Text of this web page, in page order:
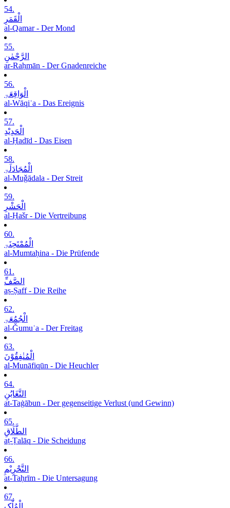
54.
الْقَمَرِ
al-Qamar - Der Mond
55.
الرَّحْمٰنِ
ar-Raḥmān - Der Gnadenreiche
56.
الْوَاقِعَۃِ
al-Wāqiʿa - Das Ereignis
57.
الْحَدِیْدِ
al-Ḥadīd - Das Eisen
58.
الْمُجَادَلَۃِ
al-Muǧādala - Der Streit
59.
الْحَشْرِ
al-Ḥašr - Die Vertreibung
60.
الْمُمْتَحِنَۃِ
al-Mumtaḥina - Die Prüfende
61.
الصَّفِّ
aṣ-Ṣaff - Die Reihe
62.
الْجُمُعَۃِ
al-Ǧumuʿa - Der Freitag
63.
الْمُنٰفِقُوْنَ
al-Munāfiqūn - Die Heuchler
64.
التَّغَابُنِ
at-Taġābun - Der gegenseitige Verlust (und Gewinn)
65.
الطَّلَاقِ
aṭ-Ṭalāq - Die Scheidung
66.
التَّحْرِیْمِ
at-Taḥrīm - Die Untersagung
67.